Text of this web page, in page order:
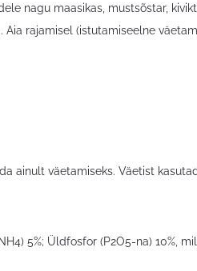
nagu maasikas, mustsõstar,
rajamisel (istutamiseelne
ainult väetamiseks. Väetist
5%; Üldfosfor (P2O5-na) 10%,